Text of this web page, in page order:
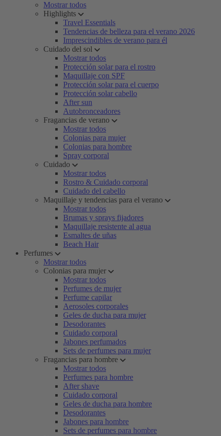
Mostrar todos
Highlights
Travel Essentials
Tendencias de belleza para el verano 2026
Imprescindibles de verano para él
Cuidado del sol
Mostrar todos
Protección solar para el rostro
Maquillaje con SPF
Protección solar para el cuerpo
Protección solar cabello
After sun
Autobronceadores
Fragancias de verano
Mostrar todos
Colonias para mujer
Colonias para hombre
Spray corporal
Cuidado
Mostrar todos
Rostro & Cuidado corporal
Cuidado del cabello
Maquillaje y tendencias para el verano
Mostrar todos
Brumas y sprays fijadores
Maquillaje resistente al agua
Esmaltes de uñas
Beach Hair
Perfumes
Mostrar todos
Colonias para mujer
Mostrar todos
Perfumes de mujer
Perfume capilar
Aerosoles corporales
Geles de ducha para mujer
Desodorantes
Cuidado corporal
Jabones perfumados
Sets de perfumes para mujer
Fragancias para hombre
Mostrar todos
Perfumes para hombre
After shave
Cuidado corporal
Geles de ducha para hombre
Desodorantes
Jabones para hombre
Sets de perfumes para hombre